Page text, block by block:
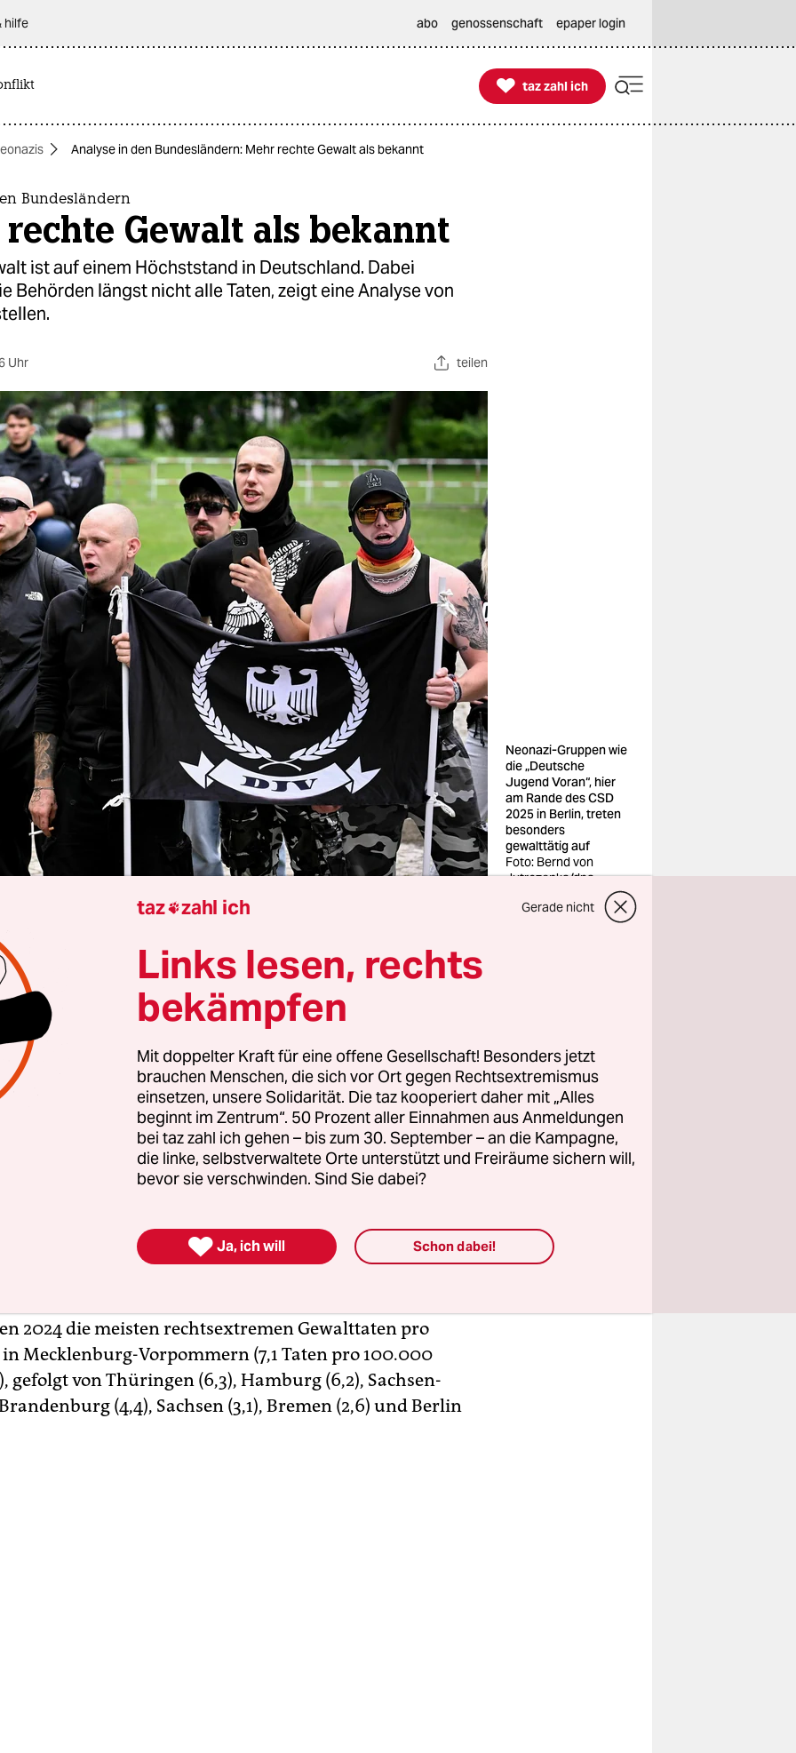
hilfe abo genossenschaft epaper login

taz zahl ich
taz zahl ich
Analyse in den Bundesländern: Mehr rechte Gewalt als bekannt
Bundesländern
Gewalt als bekannt
ist auf einem Höchststand in Deutschland. Dabei
Behörden längst nicht alle Taten, zeigt eine Analyse von
Uhr teilen
Neonazi-Gruppen wie
die „Deutsche
Jugend Voran“, hier
am Rande des CSD
2025 in Berlin, treten
besonders
gewalttätig auf
Foto: Bernd von
Jutrczenka/dpa
Gareth Joswig
in Deutschland hat bereits offiziell einen
Höchststand
erreicht. Dennoch bildet das
mit einem Anstieg von 17 Prozent aufoffiziell 1.500
im Jahr 2024
nur einen Teil der tatsächlichen Angriffe ab.
länderspezifische Analyse des Verbands der
für Betroffene rechter, rassistischer und
Gewalt. Demnach erfassen deutsche Behörden rechte
Untererfassung und sprechen von einer
des wahren Ausmaßes.
2024 die meisten rechtsextremen Gewalttaten pro
Mecklenburg-Vorpommern (7,1 Taten pro 100.000
gefolgt von Thüringen (6,3), Hamburg (6,2), Sachsen-
(4,4), Sachsen (3,1), Bremen (2,6) und Berlin
taz zahl ich Gerade nicht
Links lesen, rechts
bekämpfen
Mit doppelter Kraft für eine offene Gesellschaft! Besonders jetzt
brauchen Menschen, die sich vor Ort gegen Rechtsextremismus
einsetzen, unsere Solidarität. Die taz kooperiert daher mit „Alles
beginnt im Zentrum“. 50 Prozent aller Einnahmen aus Anmeldungen
bei taz zahl ich gehen – bis zum 30. September – an die Kampagne,
die linke, selbstverwaltete Orte unterstützt und Freiräume sichern will,
bevor sie verschwinden. Sind Sie dabei?
 Ja, ich will Schon dabei!